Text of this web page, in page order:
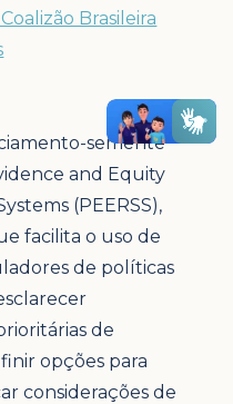
Brasileira
semente
and Equity
(PEERSS),
facilita o uso de
de políticas
de
opções para
considerações de